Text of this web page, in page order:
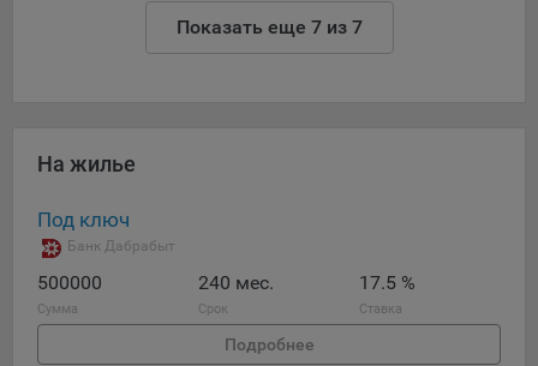
Яндекса рекламная сеть (Yandex Mobile Ads, ADFOX) -
сервис показа контекстной рекламы. Адрес: Yandex
House Barrow Street Dublin 4, D04E5W5 Ireland.
Сохранить по умолчанию
Показать еще 7 из 7
На жилье
Под ключ
Банк Дабрабыт
500000
Сумма
240 мес.
Срок
17.5 %
Ставка
Подробнее